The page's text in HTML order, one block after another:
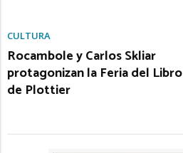
CULTURA
Rocambole y Carlos Skliar
protagonizan la Feria del Libro
de Plottier